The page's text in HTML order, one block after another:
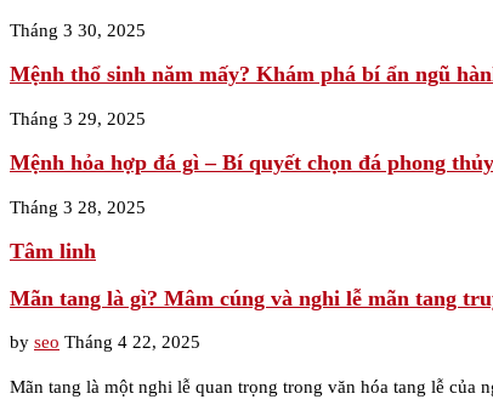
Tháng 3 30, 2025
Mệnh thổ sinh năm mấy? Khám phá bí ẩn ngũ
Tháng 3 29, 2025
Mệnh hỏa hợp đá gì – Bí quyết chọn đá phong
Tháng 3 28, 2025
Tâm linh
Mãn tang là gì? Mâm cúng và nghi lễ mãn tang
by seo Tháng 4 22, 2025
Mãn tang là một nghi lễ quan trọng trong văn hóa tang lễ của